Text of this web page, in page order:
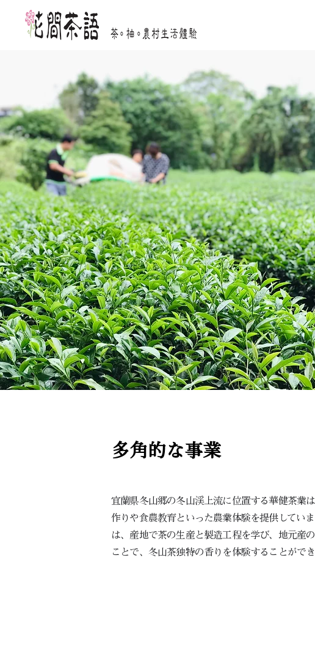
多角的な事業
宜蘭県冬山郷の冬山渓上流に位置する華健茶業
作りや食農教育といった農業体験を提供してい
は、産地で茶の生産と製造工程を学び、地元産
ことで、冬山茶独特の香りを体験することができ